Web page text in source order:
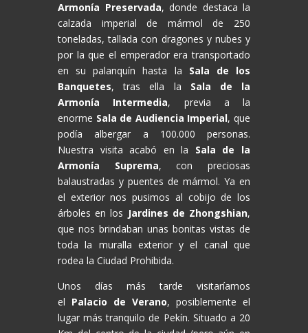
Armonía Preservada, donde destaca la
calzada imperial de mármol de 250
toneladas, tallada con dragones y nubes y
por la que el emperador era transportado
en su palanquín hasta la Sala de los
Banquetes, tras ella la Sala de la
Armonía Intermedia, previa a la
enorme Sala de Audiencia Imperial, que
podía albergar a 100.000 personas.
Nuestra visita acabó en la Sala de la
Armonía Suprema, con preciosas
balaustradas y puentes de mármol. Ya en
el exterior nos pusimos al cobijo de los
árboles en los Jardines de Zhongshian,
que nos brindaban unas bonitas vistas de
toda la muralla exterior y el canal que
rodea la Ciudad Prohibida.
Unos días más tarde visitaríamos
el Palacio de Verano, posiblemente el
lugar más tranquilo de Pekín. Situado a 20